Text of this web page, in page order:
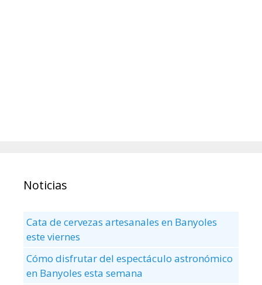
Noticias
Cata de cervezas artesanales en Banyoles
este viernes
Cómo disfrutar del espectáculo astronómico
en Banyoles esta semana